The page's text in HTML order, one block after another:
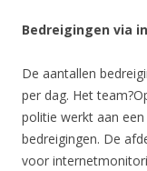
Bedreigingen via
De aantallen
per dag. Het
politie werkt aan
bedreigingen. De
voor